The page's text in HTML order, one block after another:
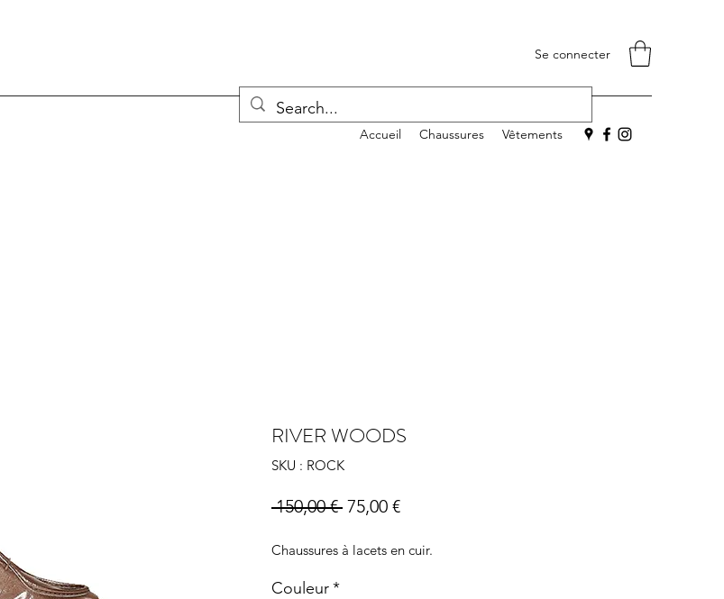
Se connecter
Accueil Chaussures Vêtements
RIVER WOODS
SKU : ROCK
150,00 € Prix
75,00 €Prix
Chaussures à lacets en cuir.
Couleur*